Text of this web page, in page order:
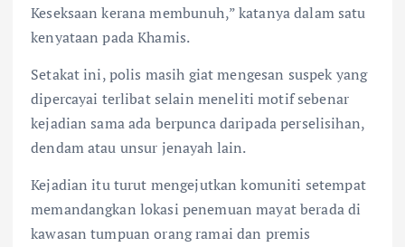
Keseksaan kerana membunuh,” katanya dalam satu
kenyataan pada Khamis.
Setakat ini, polis masih giat mengesan suspek yang
dipercayai terlibat selain meneliti motif sebenar
kejadian sama ada berpunca daripada perselisihan,
dendam atau unsur jenayah lain.
Kejadian itu turut mengejutkan komuniti setempat
memandangkan lokasi penemuan mayat berada di
kawasan tumpuan orang ramai dan premis